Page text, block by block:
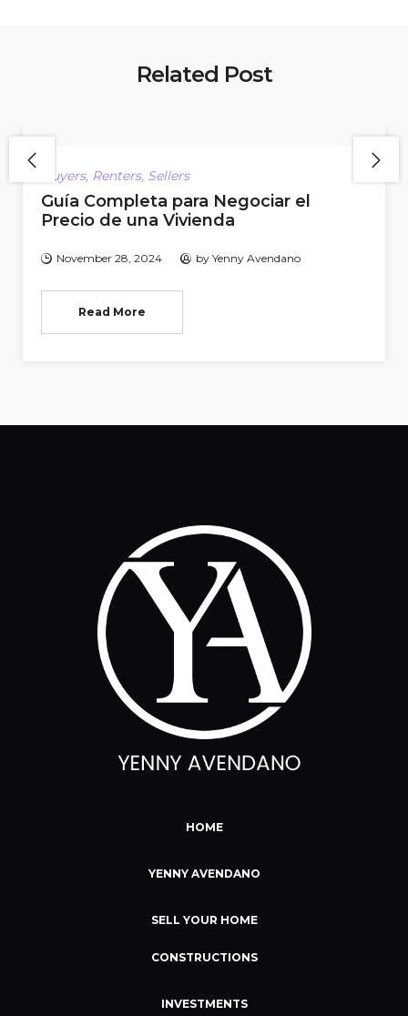
Related Post
Buyers, Renters, Sellers
Guía Completa para Negociar el
Precio de una Vivienda
November 28, 2024 by Yenny Avendano
Read More
HOME
YENNY AVENDANO
SELL YOUR HOME
CONSTRUCTIONS
INVESTMENTS